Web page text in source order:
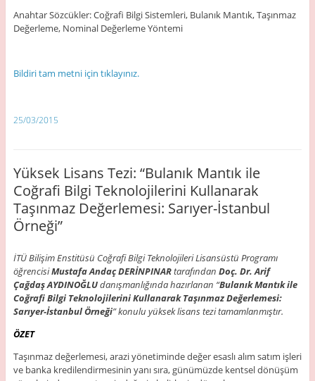
Anahtar Sözcükler: Coğrafi Bilgi Sistemleri, Bulanık Mantık, Taşınmaz
Değerleme, Nominal Değerleme Yöntemi
Bildiri tam metni için tıklayınız.
25/03/2015
Yüksek Lisans Tezi: “Bulanık Mantık ile
Coğrafi Bilgi Teknolojilerini Kullanarak
Taşınmaz Değerlemesi: Sarıyer-İstanbul
Örneği”
İTÜ Bilişim Enstitüsü Coğrafi Bilgi Teknolojileri Lisansüstü Programı
öğrencisiMustafa Andaç DERİNPINARtarafından Doç. Dr. Arif
Çağdaş AYDINOĞLUdanışmanlığında hazırlanan “Bulanık Mantık ile
Coğrafi Bilgi Teknolojilerini Kullanarak Taşınmaz Değerlemesi:
Sarıyer-İstanbul Örneği” konulu yüksek lisans tezi tamamlanmıştır.
ÖZET
Taşınmaz değerlemesi, arazi yönetiminde değer esaslı alım satım işleri
ve banka kredilendirmesinin yanı sıra, günümüzde kentsel dönüşüm